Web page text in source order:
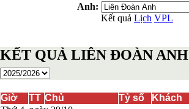
Andorra
Armenia
Belarus
Bắc Macedonia
Anh:
Kết quả Lịch VPL
KẾT QUẢ LIÊN ĐOÀN ANH
Giờ TT Chủ Tỷ số Khách